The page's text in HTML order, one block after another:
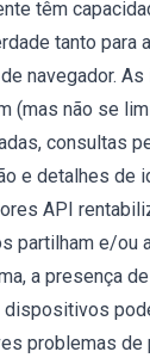
têm
tanto para
navegador.
(mas não se
consultas
e detalhes de
API
partilham e/ou
a presença
dispositivos
problemas de